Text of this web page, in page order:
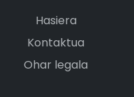
Hasiera
Kontaktua
Ohar legala